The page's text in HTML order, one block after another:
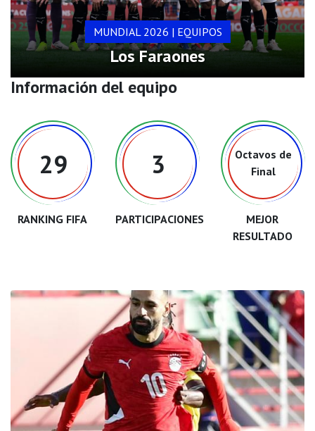
MUNDIAL 2026 | EQUIPOS
Los Faraones
Información del equipo
29
RANKING FIFA
3
PARTICIPACIONES
Octavos de
Final
MEJOR
RESULTADO